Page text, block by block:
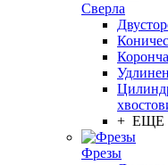
Сверла
+ ЕЩЕ
Фрезы